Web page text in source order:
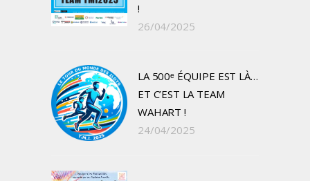
!
26/04/2025
LA 500ᵉ ÉQUIPE EST LÀ…
ET C’EST LA TEAM
WAHART !
24/04/2025